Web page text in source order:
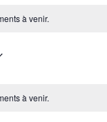
à venir.
à venir.